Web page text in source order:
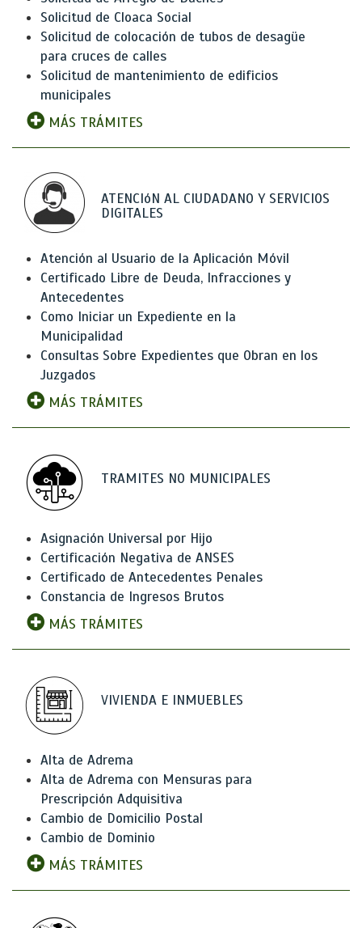
Solicitud de Cloaca Social
Solicitud de colocación de tubos de desagüe
para cruces de calles
Solicitud de mantenimiento de edificios
municipales
MÁS TRÁMITES
ATENCIóN AL CIUDADANO Y SERVICIOS
DIGITALES
Atención al Usuario de la Aplicación Móvil
Certificado Libre de Deuda, Infracciones y
Antecedentes
Como Iniciar un Expediente en la
Municipalidad
Consultas Sobre Expedientes que Obran en los
Juzgados
MÁS TRÁMITES
TRAMITES NO MUNICIPALES
Asignación Universal por Hijo
Certificación Negativa de ANSES
Certificado de Antecedentes Penales
Constancia de Ingresos Brutos
MÁS TRÁMITES
VIVIENDA E INMUEBLES
Alta de Adrema
Alta de Adrema con Mensuras para
Prescripción Adquisitiva
Cambio de Domicilio Postal
Cambio de Dominio
MÁS TRÁMITES